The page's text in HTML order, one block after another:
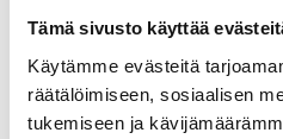
Tämä sivusto käyttää
Käytämme evästeitä
räätälöimiseen, sosiaalisen
tukemiseen ja
Längd
Bredd
Höjd